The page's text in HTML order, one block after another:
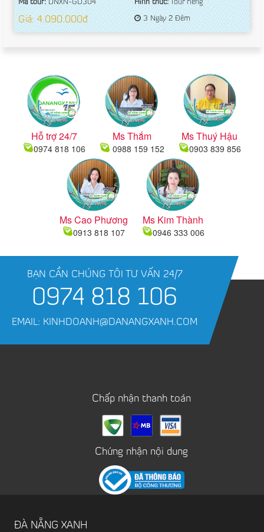
Mã tour:DNXN-GD304 Hình thức:Tour riêng
Giá: 4.090.000đ 3 Ngày 2 Đêm
Hỗ trợ 24/7
0974 818 106
Ms Thắm
0988 159 152
Ms Thuý Hậu
0903 839 856
Ms Cao Phương
0913 818 107
Ms Kim Thành
0946 333 006
BẠN CẦN CHÚNG TÔI TƯ VẤN 24/7
0974 818 106
EMAIL: KINHDOANH@DANANGXANH.COM
Chấp nhận thanh toán
Chứng nhận nội dung
ĐÀ NẴNG XANH